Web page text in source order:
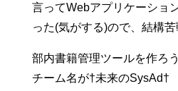
言ってWebアプリケーショ
った(気がする)ので、結構苦
部内書籍管理ツールを作ろ
チーム名が†未来のSysAd†